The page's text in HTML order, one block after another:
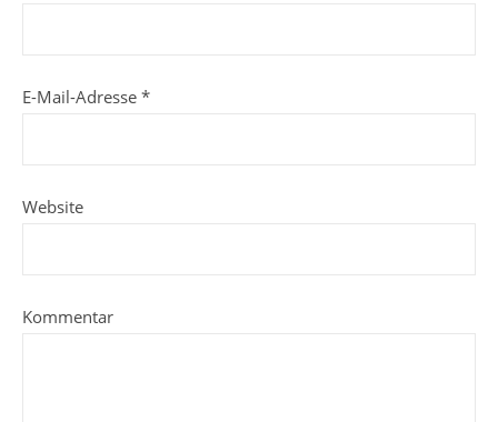
E-Mail-Adresse *
Website
Kommentar